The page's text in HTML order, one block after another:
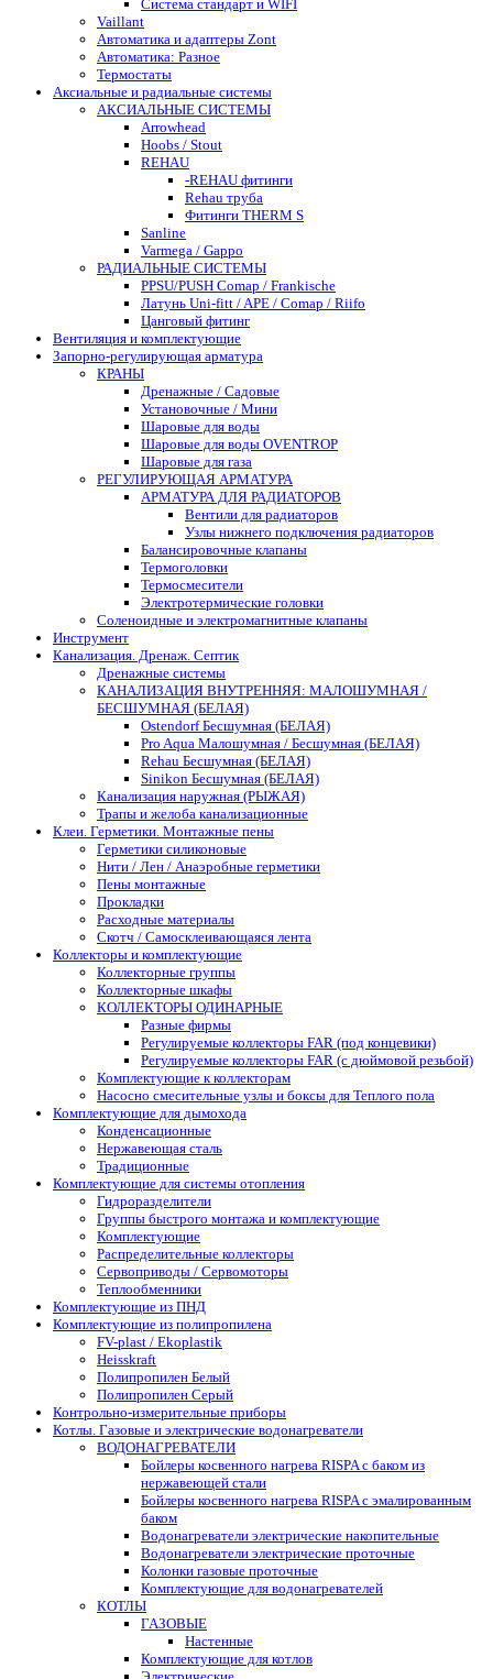
Система стандарт и WIFI
Vaillant
Автоматика и адаптеры Zont
Автоматика: Разное
Термостаты
Аксиальные и радиальные системы
АКСИАЛЬНЫЕ СИСТЕМЫ
Arrowhead
Hoobs / Stout
REHAU
-REHAU фитинги
Rehau труба
Фитинги THERM S
Sanline
Varmega / Gappo
РАДИАЛЬНЫЕ СИСТЕМЫ
PPSU/PUSH Comap / Frankische
Латунь Uni-fitt / APE / Comap / Riifo
Цанговый фитинг
Вентиляция и комплектующие
Запорно-регулирующая арматура
КРАНЫ
Дренажные / Садовые
Установочные / Мини
Шаровые для воды
Шаровые для воды OVENTROP
Шаровые для газа
РЕГУЛИРУЮЩАЯ АРМАТУРА
АРМАТУРА ДЛЯ РАДИАТОРОВ
Вентили для радиаторов
Узлы нижнего подключения радиаторов
Балансировочные клапаны
Термоголовки
Термосмесители
Электротермические головки
Соленоидные и электромагнитные клапаны
Инструмент
Канализация. Дренаж. Септик
Дренажные системы
КАНАЛИЗАЦИЯ ВНУТРЕННЯЯ: МАЛОШУМНАЯ /
БЕСШУМНАЯ (БЕЛАЯ)
Ostendorf Бесшумная (БЕЛАЯ)
Pro Aqua Малошумная / Бесшумная (БЕЛАЯ)
Rehau Бесшумная (БЕЛАЯ)
Sinikon Бесшумная (БЕЛАЯ)
Канализация наружная (РЫЖАЯ)
Трапы и желоба канализационные
Клеи. Герметики. Монтажные пены
Герметики силиконовые
Нити / Лен / Анаэробные герметики
Пены монтажные
Прокладки
Расходные материалы
Скотч / Самосклеивающаяся лента
Коллекторы и комплектующие
Коллекторные группы
Коллекторные шкафы
КОЛЛЕКТОРЫ ОДИНАРНЫЕ
Разные фирмы
Регулируемые коллекторы FAR (под концевики)
Регулируемые коллекторы FAR (с дюймовой резьбой)
Комплектующие к коллекторам
Насосно смесительные узлы и боксы для Теплого пола
Комплектующие для дымохода
Конденсационные
Нержавеющая сталь
Традиционные
Комплектующие для системы отопления
Гидроразделители
Группы быстрого монтажа и комплектующие
Комплектующие
Распределительные коллекторы
Сервоприводы / Сервомоторы
Теплообменники
Комплектующие из ПНД
Комплектующие из полипропилена
FV-plast / Ekoplastik
Heisskraft
Полипропилен Белый
Полипропилен Серый
Контрольно-измерительные приборы
Котлы. Газовые и электрические водонагреватели
ВОДОНАГРЕВАТЕЛИ
Бойлеры косвенного нагрева RISPA с баком из
нержавеющей стали
Бойлеры косвенного нагрева RISPA с эмалированным
баком
Водонагреватели электрические накопительные
Водонагреватели электрические проточные
Колонки газовые проточные
Комплектующие для водонагревателей
КОТЛЫ
ГАЗОВЫЕ
Настенные
Комплектующие для котлов